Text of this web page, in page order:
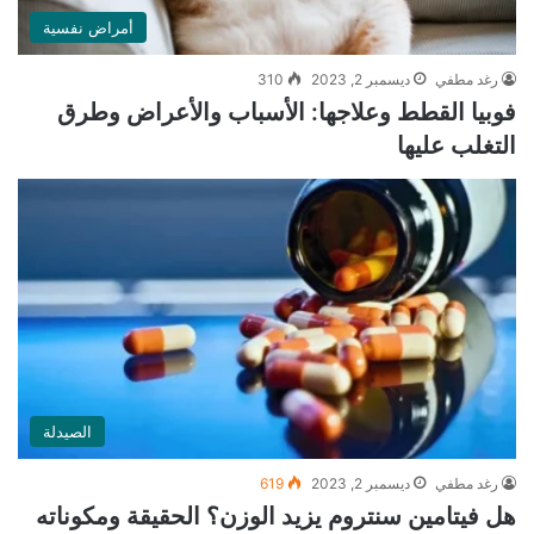
أمراض نفسية
رغد مطفي ديسمبر 2, 2023 310
فوبيا القطط وعلاجها: الأسباب والأعراض وطرق
التغلب عليها
الصيدلة
رغد مطفي ديسمبر 2, 2023 619
هل فيتامين سنتروم يزيد الوزن؟ الحقيقة ومكوناته